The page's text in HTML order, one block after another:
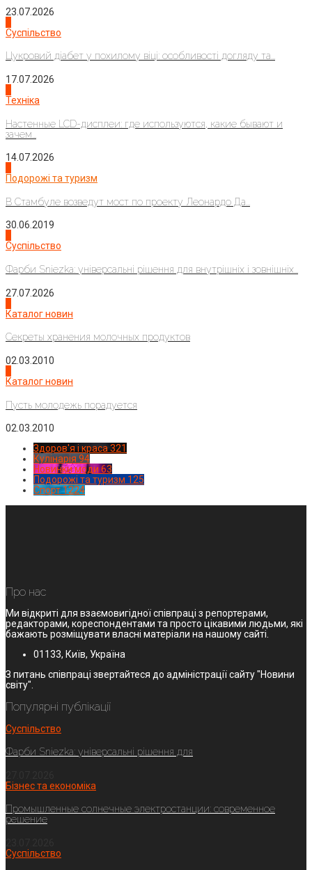
23.07.2026
Суспільство
Цукровий діабет у похилому віці: особливості догляду та...
17.07.2026
Техніка
Настенные LCD-дисплеи: где используются, какие бывают и
зачем...
14.07.2026
Подорожі та туризм
В Стамбуле возведут мост по проекту Леонардо Да...
30.06.2019
Суспільство
Фарби Sniezka: універсальні рішення для внутрішніх і зовнішніх...
27.07.2026
Каталог новин
Секреты хранения молочных продуктов
02.03.2010
Каталог новин
Пусть молодежь порадуется
02.03.2010
Здоров'я і краса 321
Кулінарія 94
Новинки моди 63
Подорожі та туризм 125
Спорт1224
Про нас
Ми відкриті для взаємовигідної співпраці з репортерами,
редакторами, кореспондентами та просто цікавими людьми, які
бажають розміщувати власні матеріали на нашому сайті.
01133, Київ, Україна
З питань співпраці звертайтеся до адміністрації сайту "Новини
світу".
Популярні публікації
Суспільство
Фарби Sniezka: універсальні рішення для
Бізнес та економіка
Промышленные солнечные электростанции: современное
решение
Суспільство